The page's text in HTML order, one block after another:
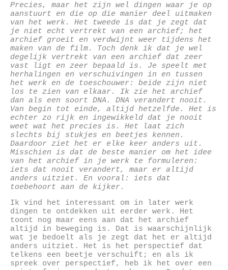
Precies, maar het zijn wel dingen waar je op
aanstuurt en die op die manier deel uitmaken
van het werk. Het tweede is dat je zegt dat
je niet echt vertrekt van een archief; het
archief groeit en verdwijnt weer tijdens het
maken van de film. Toch denk ik dat je wel
degelijk vertrekt van een archief dat zeer
vast ligt en zeer bepaald is. Je speelt met
herhalingen en verschuivingen in en tussen
het werk en de toeschouwer: beide zijn niet
los te zien van elkaar. Ik zie het archief
dan als een soort DNA. DNA verandert nooit.
Van begin tot einde, altijd hetzelfde. Het is
echter zo rijk en ingewikkeld dat je nooit
weet wat het precies is. Het laat zich
slechts bij stukjes en beetjes kennen.
Daardoor ziet het er elke keer anders uit.
Misschien is dat de beste manier om het idee
van het archief in je werk te formuleren:
iets dat nooit verandert, maar er altijd
anders uitziet. En vooral: iets dat
toebehoort aan de kijker.
Ik vind het interessant om in later werk
dingen te ontdekken uit eerder werk. Het
toont nog maar eens aan dat het archief
altijd in beweging is. Dat is waarschijnlijk
wat je bedoelt als je zegt dat het er altijd
anders uitziet. Het is het perspectief dat
telkens een beetje verschuift; en als ik
spreek over perspectief, heb ik het over een